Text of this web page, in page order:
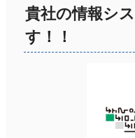
貴社の情報シ
す！！